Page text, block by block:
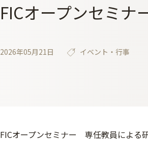
FICオープンセミ
2026年05月21日 イベント・行事
FICオープンセミナー 専任教員による